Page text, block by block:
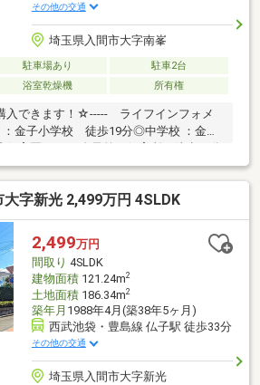
その他の交通
埼玉県入間市大字南峯
駐車場あり
駐車2台
浴室乾燥機 所有権
入できます！☆----- ライフインフォメ
マート金子店 徒歩10分 ---------
☆LDK１５帖、リビングエアコン1台
しやすい2階LDK設計♪■最寄駅JR八高線
♪■2台駐車可能カースペース確保♪【コス
者がトータルサポート致します】物件の
いましたらお気軽にお問い合わせくださ
字新光 2,499万円 4SLDK
2,499万円
間取り 4SLDK
建物面積121.24m2
土地面積186.34m2
築年月 1988年4月(築38年5ヶ月)
西武池袋・豊島線 仏子駅 徒歩33分
その他の交通
埼玉県入間市大字新光